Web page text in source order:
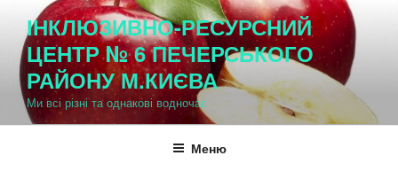
Перейти
содержимому
ІНКЛЮЗИВНО-РЕСУРСНИЙ
ЦЕНТР № 6 ПЕЧЕРСЬКОГО
РАЙОНУ М.КИЄВА
Ми всі різні та однакові водночас
Меню